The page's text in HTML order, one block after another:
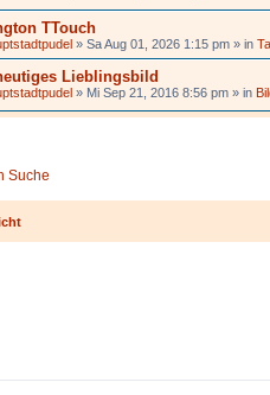
TTouch
» Sa Aug 01, 2026 1:15 pm » in
Lieblingsbild
» Mi Sep 21, 2016 8:56 pm » in
Suche